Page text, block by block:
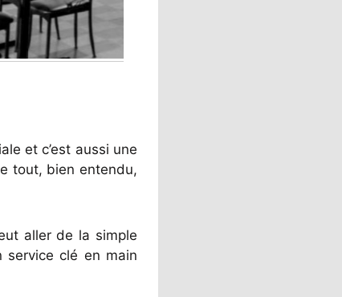
et c’est aussi une
tout, bien entendu,
aller de la simple
service clé en main